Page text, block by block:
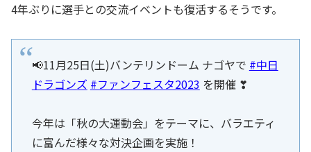
4年ぶりに選手との交流イベントも復活するそうです。
📢11月25日(土)バンテリンドーム ナゴヤで #中日
ドラゴンズ #ファンフェスタ2023 を開催 ❣
今年は「秋の大運動会」をテーマに、バラエティ
に富んだ様々な対決企画を実施！